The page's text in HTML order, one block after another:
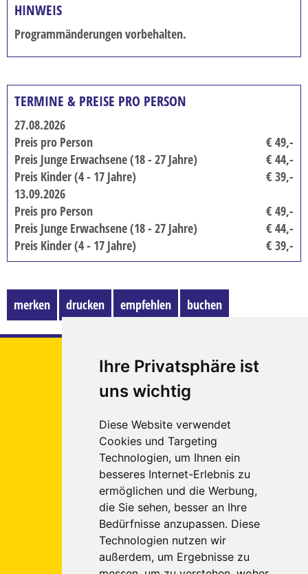
Ihre Privatsphäre ist
uns wichtig
Diese Website verwendet
Cookies und Targeting
Technologien, um Ihnen ein
besseres Internet-Erlebnis zu
ermöglichen und die Werbung,
die Sie sehen, besser an Ihre
Bedürfnisse anzupassen. Diese
Technologien nutzen wir
außerdem, um Ergebnisse zu
So erreichen Sie uns - Öffnungszeiten
Kontaktformular
REISEGUTSCHEINE
AKTUELLE AKTIONEN / NEWSLETTER
KUNDEN WERBEN KUNDEN
STELLENANGEBOTE
HAUSTÜRABHOLUNG / TAXISERVICE
HINWEIS
Programmänderungen vorbehalten.
TERMINE & PREISE PRO PERSON
27.08.2026
Preis pro Person
€ 49,-
Preis Junge Erwachsene (18 - 27 Jahre)
€ 44,-
Preis Kinder (4 - 17 Jahre)
€ 39,-
13.09.2026
Preis pro Person
€ 49,-
Preis Junge Erwachsene (18 - 27 Jahre)
€ 44,-
Preis Kinder (4 - 17 Jahre)
€ 39,-
merken drucken empfehlen buchen
Euregio
Tours
Reigate &
Platz 1
52249
Eschweiler
Tel.: 02403 - 5557891(Eschweiler)
Tel.: 02405 - 8988290(Würselen)
Fax: 02403 - 5557895
E-Mail:info euregiotours.de